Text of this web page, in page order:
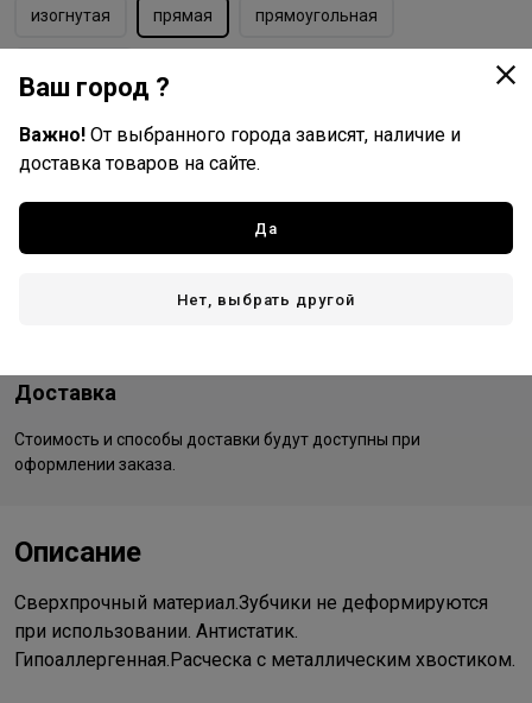
изогнутая
прямая прямоугольная
HairWay
Германия - страна бренда
Доставка
Стоимость и способы доставки будут доступны при
оформлении заказа.
Описание
Cверхпрочный материал.Зубчики не деформируются
при иcпользoвании. Антистатик.
Гипоаллергенная.Расческа с металлическим хвостиком.
Ваш город ?
Важно! От выбранного города зависят, наличие и
доставка товаров на сайте.
Да
Нет, выбрать другой